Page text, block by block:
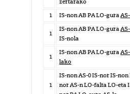
zertarako
1
IS-non AB PA LO-gura
1
IS-non AB PA LO-gura
IS-nola
1
IS-non AB PA LO-guraAS-
lako
1
IS-non AS-0 IS-nor IS-non
nor AS-n LO-falta LO-eta